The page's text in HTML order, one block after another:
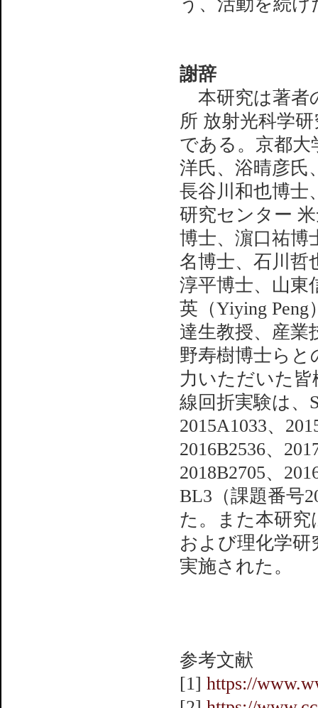
謝辞
本研究は著者
所 放射光科学
である。京都大
洋氏、浴晴彦氏
長谷川和也博士
研究センター
博士、濵口祐博
名博士、石川哲
淳平博士、山東
英（Yiying
達生教授、産業
野寿樹博士ら
力いただいた
線回折実験は、
2015A1033、
2016B2536、
2018B2705、
BL3（課題番号
た。また本研究
および理化学研
実施された。
参考文献
[1] https://